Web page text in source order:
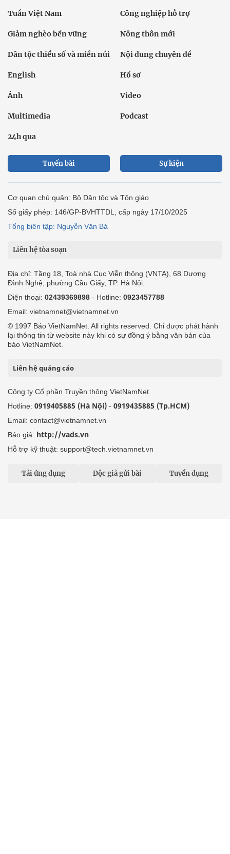
Tuần Việt Nam Công nghiệp hỗ trợ
Giảm nghèo bền vững Nông thôn mới
Dân tộc thiểu số và miền núi Nội dung chuyên đề
English Hồ sơ
Ảnh Video
Multimedia Podcast
24h qua
Tuyến bài Sự kiện
Cơ quan chủ quản: Bộ Dân tộc và Tôn giáo
Số giấy phép: 146/GP-BVHTTDL, cấp ngày 17/10/2025
Tổng biên tập: Nguyễn Văn Bá
Liên hệ tòa soạn
Địa chỉ: Tầng 18, Toà nhà Cục Viễn thông (VNTA), 68 Dương
Đình Nghệ, phường Cầu Giấy, TP. Hà Nội.
Điện thoại: 02439369898 - Hotline: 0923457788
Email: vietnamnet@vietnamnet.vn
© 1997 Báo VietNamNet. All rights reserved. Chỉ được phát hành
lại thông tin từ website này khi có sự đồng ý bằng văn bản của
báo VietNamNet.
Liên hệ quảng cáo
Công ty Cổ phần Truyền thông VietNamNet
Hotline: 0919405885 (Hà Nội) - 0919435885 (Tp.HCM)
Email: contact@vietnamnet.vn
Báo giá: http://vads.vn
Hỗ trợ kỹ thuật: support@tech.vietnamnet.vn
Tải ứng dụng Độc giả gửi bài Tuyển dụng